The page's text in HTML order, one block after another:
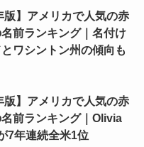
版】アメリカで人気の赤
前ランキング｜名付け
とワシントン州の傾向も
版】アメリカで人気の赤
前ランキング｜Olivia
7年連続全米1位